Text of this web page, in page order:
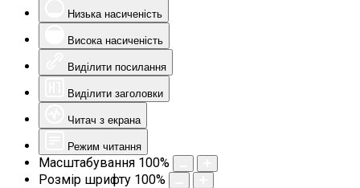
Низька насиченість
Висока насиченість
Виділити посилання
Виділити заголовки
Читач з екрана
Режим читання
Масштабування 100%
Розмір шрифту 100%